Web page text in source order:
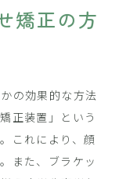
矯正の方
の効果的な方法
正装置」という
これにより、顔
また、ブラケッ